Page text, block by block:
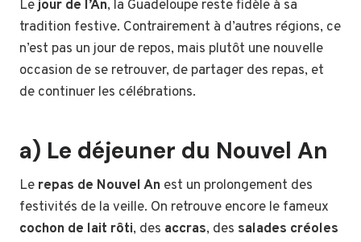
Lejour de l’An, la Guadeloupe reste fidèle à sa
tradition festive. Contrairement à d’autres régions, ce
n’est pas un jour de repos, mais plutôt une nouvelle
occasion de se retrouver, de partager des repas, et
de continuer les célébrations.
a) Le déjeuner du Nouvel An
Le repas de Nouvel An est un prolongement des
festivités de la veille. On retrouve encore le fameux
cochon de lait rôti, des accras, des salades créoles